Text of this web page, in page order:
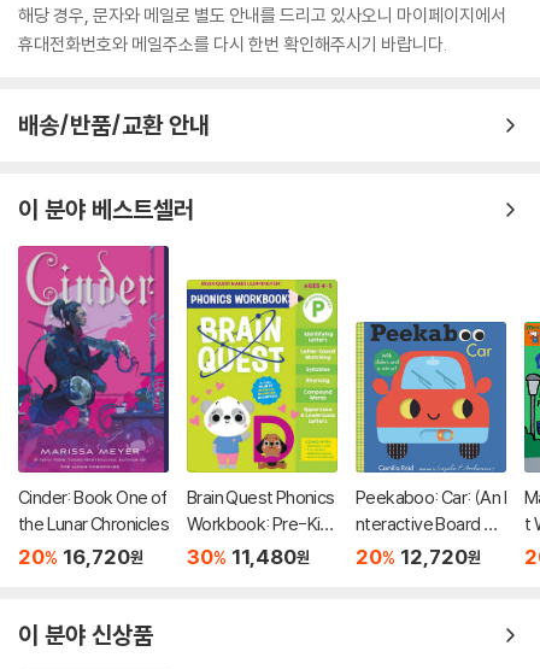
해당 경우, 문자와 메일로 별도 안내를 드리고 있사오니 마이페이지에서
휴대전화번호와 메일주소를 다시 한번 확인해주시기 바랍니다.
배송/반품/교환 안내
이 분야 베스트셀러
Cinder: Book One of
the Lunar Chronicles
20% 16,720원
Brain Quest Phonics
Workbook: Pre-Kin
dergarten: Volume 1
30% 11,480원
Peekaboo: Car: (An I
nteractive Board Bo
ok for Babies & Tod
20% 12,720원
t
이 분야 신상품